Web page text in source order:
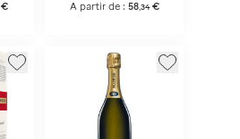
€ A partir de : 58,34 €